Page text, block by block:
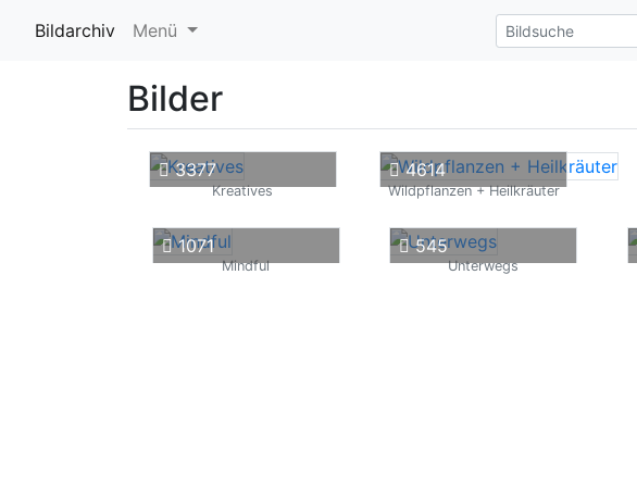
Bildarchiv Menü
Bilder
3377
Kreatives
4614
Wildpflanzen + Heilkräuter
1071
Mindful
545
Unterwegs